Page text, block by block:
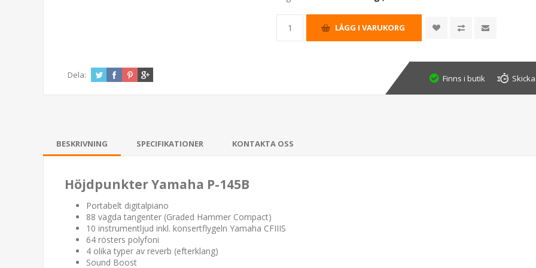
Dela: Finns i butik
BESKRIVNING SPECIFIKATIONER KONTAKTA OSS
Höjdpunkter Yamaha P-145B
Portabelt digitalpiano
88 vägda tangenter (Graded Hammer Compact)
10 instrumentljud inkl. konsertflygeln Yamaha CFIIIS
64 rösters polyfoni
4 olika typer av reverb (efterklang)
Sound Boost